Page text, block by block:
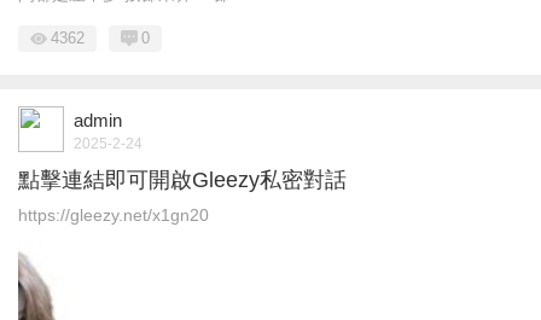
4362 0
admin
2025-2-24
點擊連結即可開啟Gleezy私密對話
https://gleezy.net/x1gn20